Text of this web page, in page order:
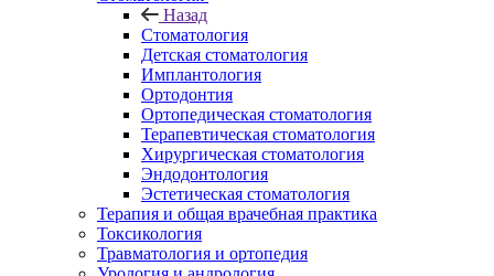
Назад
Стоматология
Детская стоматология
Имплантология
Ортодонтия
Ортопедическая стоматология
Терапевтическая стоматология
Хирургическая стоматология
Эндодонтология
Эстетическая стоматология
Терапия и общая врачебная практика
Токсикология
Травматология и ортопедия